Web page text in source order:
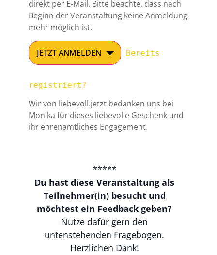
direkt per E-Mail. Bitte beachte, dass nach
Beginn der Veranstaltung keine Anmeldung
mehr möglich ist.
JETZT ANMELDEN Bereits
registriert?
Wir von liebevoll.jetzt bedanken uns bei
Monika für dieses liebevolle Geschenk und
ihr ehrenamtliches Engagement.
*****
Du hast diese Veranstaltung als
Teilnehmer(in) besucht und
möchtest ein Feedback geben?
Nutze dafür gern den
untenstehenden Fragebogen.
Herzlichen Dank!